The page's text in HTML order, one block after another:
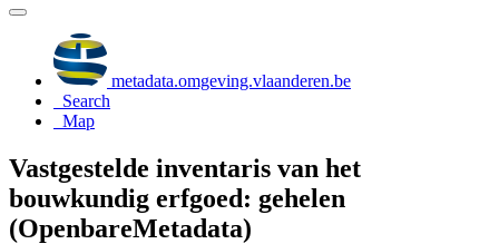
metadata.omgeving.vlaanderen.be
Search
Map
Vastgestelde inventaris van het
bouwkundig erfgoed: gehelen
(OpenbareMetadata)